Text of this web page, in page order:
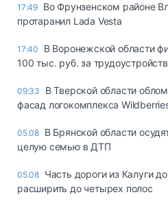
17:49 Во Фрунзенском районе
протаранил Lada Vesta
17:40
В Воронежской области
100 тыс. руб. за
09:33
В Тверской области
фасад логокомплекса
05.08 В Брянской области
целую семью в ДТП
05.08 Часть дороги из Калуги
расширить до четырех полос